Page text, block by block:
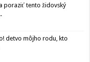
poraziť tento židovský
detvo môjho rodu, kto